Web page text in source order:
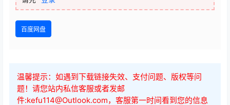
题！请您站内私信客服或者发邮
件:kefu114@Outlook.com，客服第一时间看到您的信息
必回，不负信赖，始终守候！！！如果您未能收到回复信